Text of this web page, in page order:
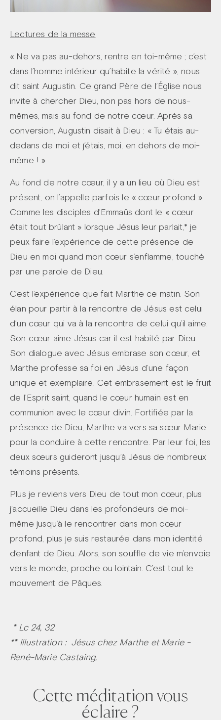
Lectures de la messe
« Ne va pas au-dehors, rentre en toi-même ; c’est
dans l’homme intérieur qu’habite la vérité », nous
dit saint Augustin. Ce grand Père de l’Église nous
invite à chercher Dieu, non pas hors de nous-
mêmes, mais au fond de notre cœur. Après sa
conversion, Augustin disait à Dieu : « Tu étais au-
dedans de moi et j’étais, moi, en dehors de moi-
même ! »
Au fond de notre cœur, il y a un lieu où Dieu est
présent, on l’appelle parfois le « cœur profond ».
Comme les disciples d’Emmaüs dont le « cœur
était tout brûlant » lorsque Jésus leur parlait,* je
peux faire l’expérience de cette présence de
Dieu en moi quand mon cœur s’enflamme, touché
par une parole de Dieu.
C’est l’expérience que fait Marthe ce matin. Son
élan pour partir à la rencontre de Jésus est celui
d’un cœur qui va à la rencontre de celui qu’il aime.
Son cœur aime Jésus car il est habité par Dieu.
Son dialogue avec Jésus embrase son cœur, et
Marthe professe sa foi en Jésus d’une façon
unique et exemplaire. Cet embrasement est le fruit
de l’Esprit saint, quand le cœur humain est en
communion avec le cœur divin. Fortifiée par la
présence de Dieu, Marthe va vers sa sœur Marie
pour la conduire à cette rencontre. Par leur foi, les
deux sœurs guideront jusqu’à Jésus de nombreux
témoins présents.
Plus je reviens vers Dieu de tout mon cœur, plus
j’accueille Dieu dans les profondeurs de moi-
même jusqu’à le rencontrer dans mon cœur
profond, plus je suis restaurée dans mon identité
d’enfant de Dieu. Alors, son souffle de vie m’envoie
vers le monde, proche ou lointain. C’est tout le
mouvement de Pâques.
* Lc 24, 32
** Illustration : Jésus chez Marthe et Marie -
René-Marie Castaing,
Cette méditation vous
éclaire ?